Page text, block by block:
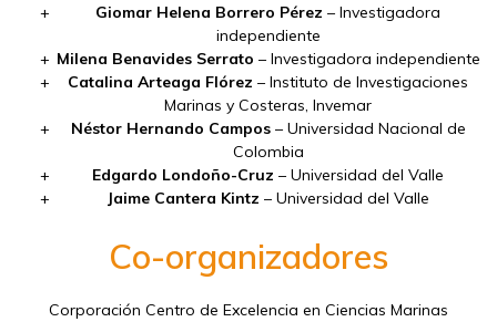
Giomar Helena Borrero Pérez – Investigadora
independiente
Milena Benavides Serrato – Investigadora independiente
Catalina Arteaga Flórez – Instituto de Investigaciones
Marinas y Costeras, Invemar
Néstor Hernando Campos– Universidad Nacional de
Colombia
Edgardo Londoño-Cruz – Universidad del Valle
Jaime Cantera Kintz – Universidad del Valle
Co-organizadores
Corporación Centro de Excelencia en Ciencias Marinas